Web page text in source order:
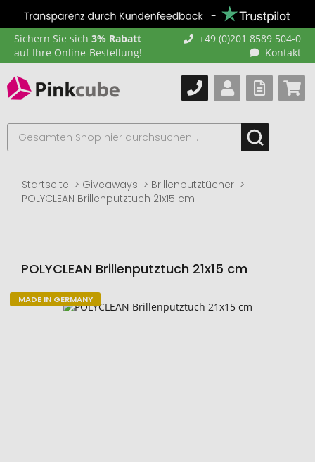
Sichern Sie sich 3% Rabatt
auf Ihre Online-Bestellung!
+49 (0)201 8589 504-0
Kontakt
Startseite Giveaways
Brillenputztücher
POLYCLEAN Brillenputztuch 21x15 cm
POLYCLEAN Brillenputztuch 21x15 cm
Zum
MADE IN GERMANY